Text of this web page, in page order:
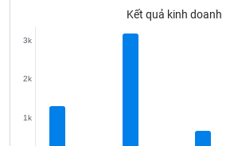
Kết quả kinh doanh
1k
2k
3k
đạo